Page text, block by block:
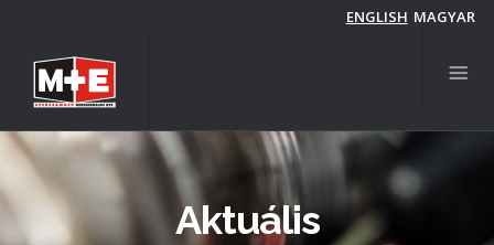
tartalomra
ENGLISH MAGYAR
Aktuális